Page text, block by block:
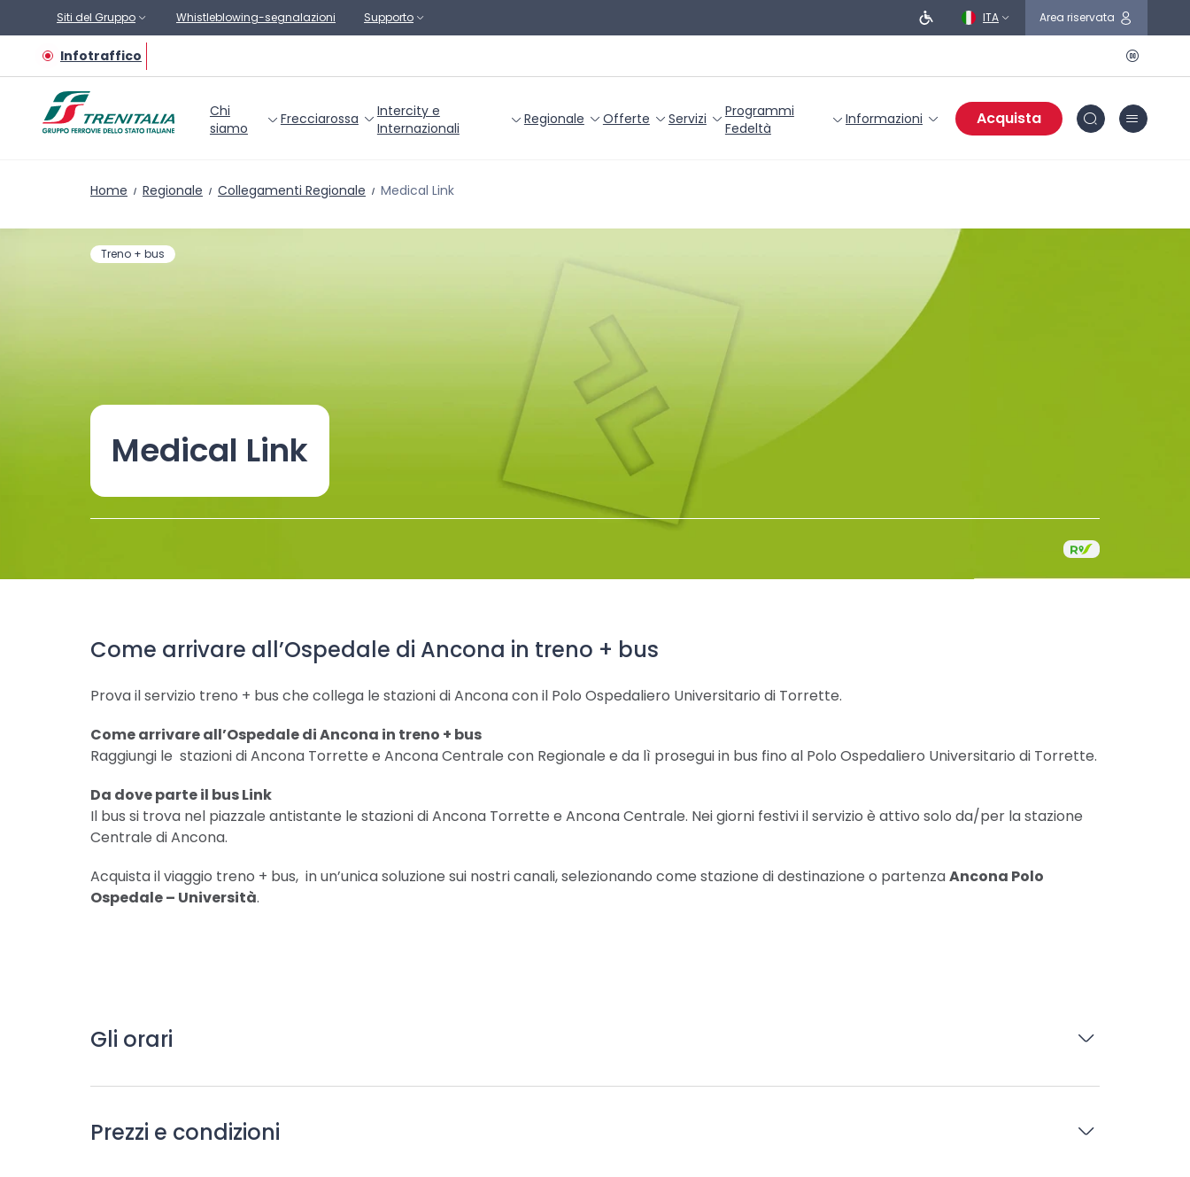
Vai al contenuto principale
Siti del Gruppo Whistleblowing-segnalazioni Supporto ITA Area riservata
Infotraffico
Chi
siamo
Frecciarossa
Intercity e
Internazionali
Regionale Offerte Servizi
Programmi
Fedeltà
Informazioni Acquista
Home Regionale Collegamenti Regionale Medical Link
Treno + bus
Medical Link
Come arrivare all’Ospedale di Ancona in treno + bus
Prova il servizio treno + bus che collega le stazioni di Ancona con il Polo Ospedaliero Universitario di Torrette.
Come arrivare all’Ospedale di Ancona in treno + bus
Raggiungi le stazioni di Ancona Torrette e Ancona Centrale con Regionale e da lì prosegui in bus fino al Polo Ospedaliero Universitario di Torrette.
Da dove parte il bus Link
Il bus si trova nel piazzale antistante le stazioni di Ancona Torrette e Ancona Centrale. Nei giorni festivi il servizio è attivo solo da/per la stazione
Centrale di Ancona.
Acquista il viaggio treno + bus, in un’unica soluzione sui nostri canali, selezionando come stazione di destinazione o partenzaAncona Polo
Ospedale – Università.
Gli orari
Prezzi e condizioni